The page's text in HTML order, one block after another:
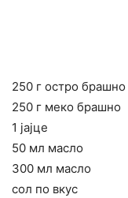
250 г остро брашно
250 г меко брашно
1 јајце
50 мл масло
300 мл масло
сол по вкус